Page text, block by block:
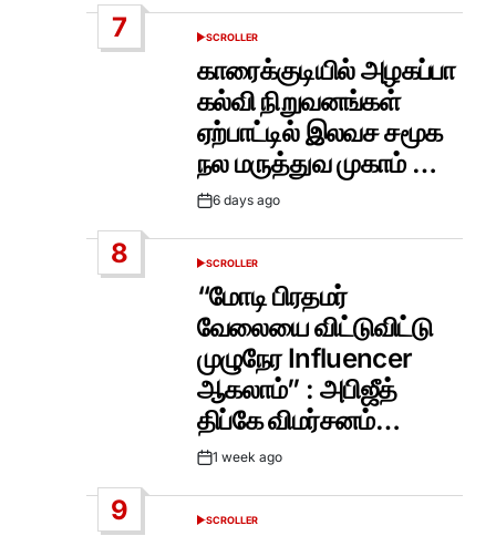
7
POSTED
SCROLLER
காரைக்குடியில் அழகப்பா
கல்வி நிறுவனங்கள்
ஏற்பாட்டில் இலவச சமூக
நல மருத்துவ முகாம் …
Post6 days ago
8
POSTED
SCROLLER
“மோடி பிரதமர்
வேலையை விட்டுவிட்டு
முழுநேர Influencer
ஆகலாம்” : அபிஜீத்
திப்கே விமர்சனம்…
Post1 week ago
9
POSTED
SCROLLER